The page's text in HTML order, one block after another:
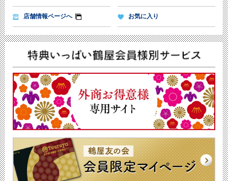
店舗情報ページへ お気に入り